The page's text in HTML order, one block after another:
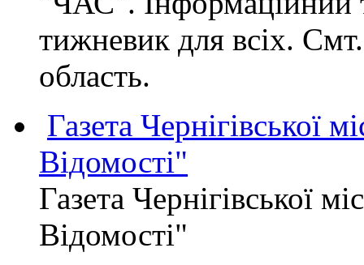
тижневик для всіх.
область.
Газета Чернігівської
Відомості"
Газета Чернігівської
Відомості"